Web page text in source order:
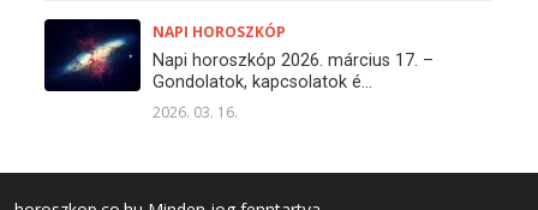
NAPI HOROSZKÓP
Napi horoszkóp 2026. március 17. –
Gondolatok, kapcsolatok é...
2026. 03. 16.